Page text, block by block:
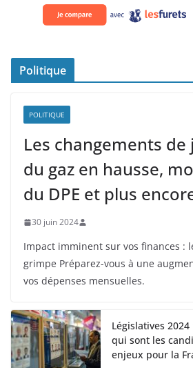
Politique
POLITIQUE
Les changements
du gaz en hausse,
du DPE et plus
30 juin 2024
Impact imminent sur vos finances :
grimpe Préparez-vous à une
vos dépenses mensuelles.
Législatives
qui sont les
enjeux pour la